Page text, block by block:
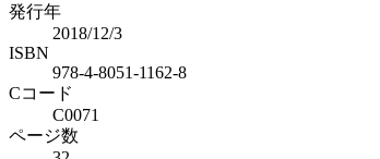
発行年
2018/12/3
ISBN
978-4-8051-1162-8
Cコード
C0071
ページ数